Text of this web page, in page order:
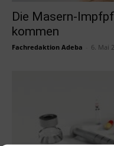
Die Masern-
kommen
Fachredaktion Adeba 6. Mai